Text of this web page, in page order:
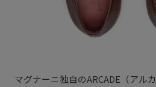
マグナーニ独自のARCADE（アル